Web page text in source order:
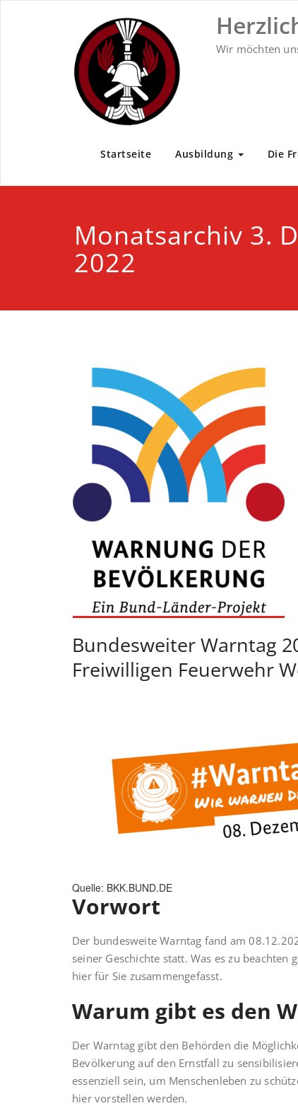
Wir möchten
Startseite Ausbildung Die
Monatsarchiv 3.
2022
Bundesweiter Warntag
Freiwilligen Feuerwehr
Quelle: BKK.BUND.DE
Vorwort
Der bundesweite Warntag fand am
seiner Geschichte statt. Was es zu
hier für Sie zusammengefasst.
Warum gibt es den
Der Warntag gibt den Behörden die
Bevölkerung auf den Ernst­fall zu
essenziell sein, um Menschenleben zu
hier vorstellen werden.